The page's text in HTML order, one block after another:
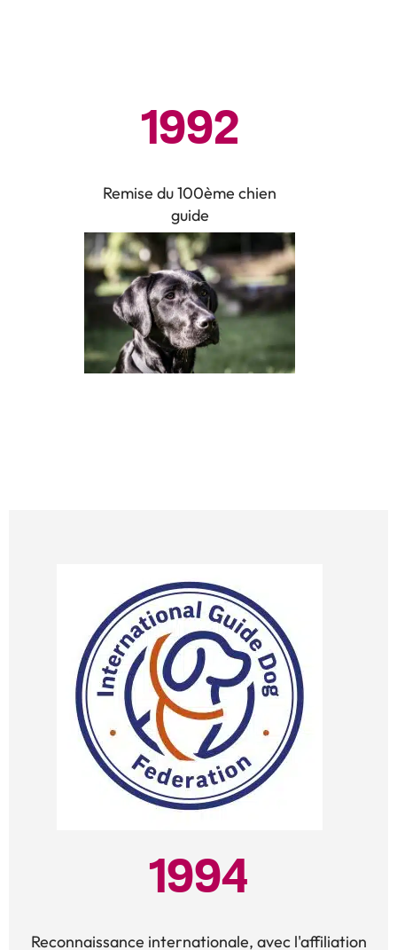
1992
Remise du 100ème chien
guide
1994
Reconnaissance internationale, avec l'affiliation